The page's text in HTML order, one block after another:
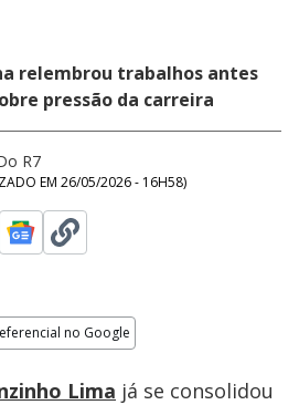
relembrou trabalhos antes
pressão da carreira
R7
EM 26/05/2026 - 16H58)
no Google
Lima já se consolidou